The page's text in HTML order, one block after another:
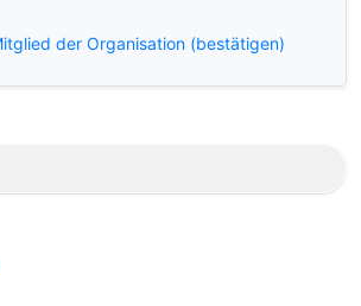
der Organisation (bestätigen)